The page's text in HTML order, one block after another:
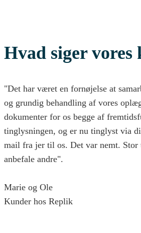
Hvad siger vores
"Det har været en fornøjelse at
og grundig behandling af vores
dokumenter for os begge af
tinglysningen, og er nu tinglyst via
mail fra jer til os. Det var nemt.
anbefale andre".
Marie og Ole
Kunder hos Replik